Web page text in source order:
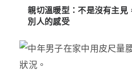
親切溫暖型：不是沒有主見
別人的感受